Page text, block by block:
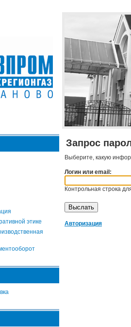
этике
Запрос
Выберите, какую
Логин или email:
Контрольная строка
Авторизация